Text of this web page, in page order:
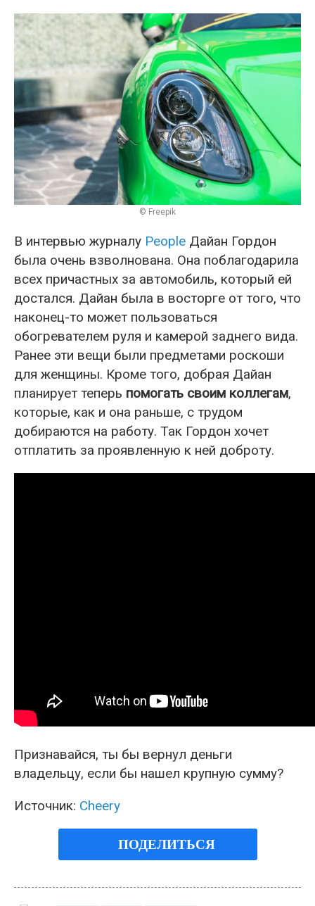
© Freepik
В интервью журналу People Дайан Гордон
была очень взволнована. Она поблагодарила
всех причастных за автомобиль, который ей
достался. Дайан была в восторге от того, что
наконец-то может пользоваться
обогревателем руля и камерой заднего вида.
Ранее эти вещи были предметами роскоши
для женщины. Кроме того, добрая Дайан
планирует теперь помогать своим коллегам,
которые, как и она раньше, с трудом
добираются на работу. Так Гордон хочет
отплатить за проявленную к ней доброту.
Признавайся, ты бы вернул деньги
владельцу, если бы нашел крупную сумму?
Источник: Cheery
ПОДЕЛИТЬСЯ